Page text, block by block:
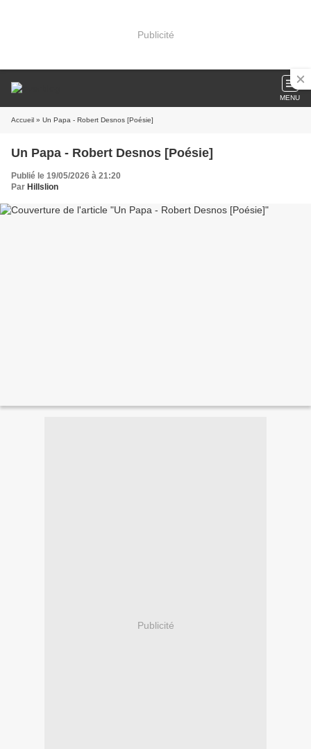
Publicité
MENU
Accueil » Un Papa - Robert Desnos [Poésie]
Un Papa - Robert Desnos [Poésie]
Publié le 19/05/2026 à 21:20
Par Hillslion
Publicité